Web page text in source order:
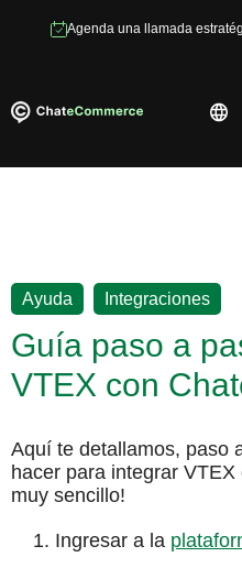
Agenda una llamada
Ayuda Integraciones
Guía paso a
VTEX con
Aquí te detallamos, paso
hacer para integrar
muy sencillo!
Ingresar a la